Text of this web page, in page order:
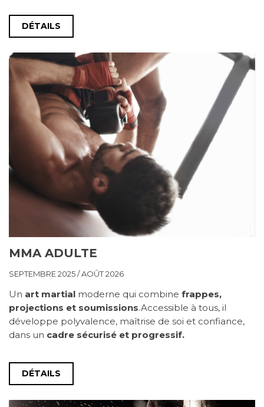
DÉTAILS
MMA ADULTE
SEPTEMBRE 2025 / AOÛT 2026
Un art martial moderne qui combine frappes,
projections et soumissions.Accessible à tous, il
développe polyvalence, maîtrise de soi et confiance,
dans un cadre sécurisé et progressif.
DÉTAILS